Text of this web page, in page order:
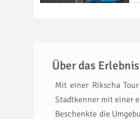
Über das
Mit einer Rikscha
Stadtkenner mit einer
Beschenkte die